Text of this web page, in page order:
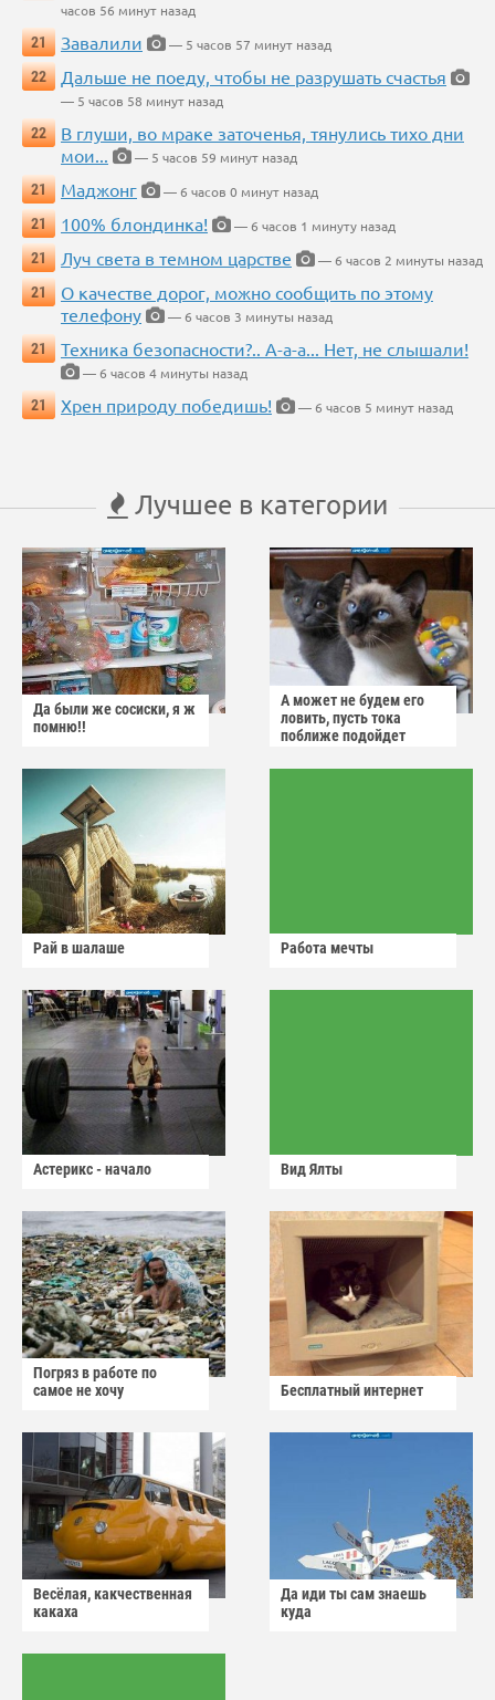
часов 56 минут назад
21
Завалили
— 5 часов 57 минут назад
22
Дальше не поеду, чтобы не разрушать счастья
— 5 часов 58 минут назад
22
В глуши, во мраке заточенья, тянулись тихо дни
мои...
— 5 часов 59 минут назад
21
Маджонг
— 6 часов 0 минут назад
21
100% блондинка!
— 6 часов 1 минуту назад
21
Луч света в темном царстве
— 6 часов 2 минуты назад
21
О качестве дорог, можно сообщить по этому
телефону
— 6 часов 3 минуты назад
21
Техника безопасности?.. А-а-а... Нет, не слышали!
— 6 часов 4 минуты назад
21
Хрен природу победишь! — 6 часов 5 минут назад
Лучшее в категории
Да были же сосиски, я ж
помню!!
А может не будем его
ловить, пусть тока
поближе подойдет
Рай в шалаше Работа мечты
Астерикс - начало Вид Ялты
Погряз в работе по
самое не хочу
Бесплатный интернет
Весёлая, какчественная
какаха
Да иди ты сам знаешь
куда